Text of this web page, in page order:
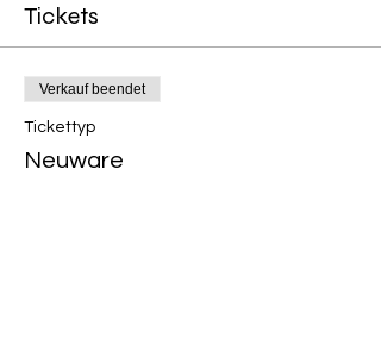
Tickets
Verkauf beendet
Tickettyp
Neuware